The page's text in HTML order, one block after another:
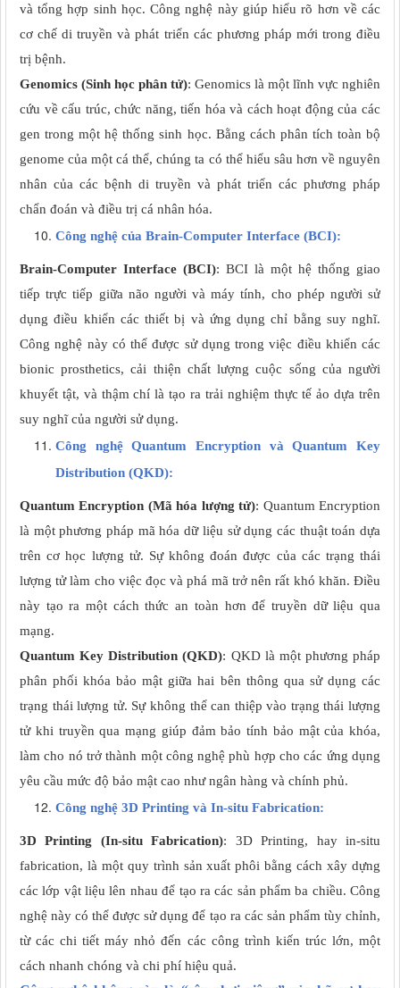
và tổng hợp sinh học. Công nghệ này giúp hiểu rõ hơn về các
cơ chế di truyền và phát triển các phương pháp mới trong điều
trị bệnh.
Genomics (Sinh học phân tử): Genomics là một lĩnh vực nghiên
cứu về cấu trúc, chức năng, tiến hóa và cách hoạt động của các
gen trong một hệ thống sinh học. Bằng cách phân tích toàn bộ
genome của một cá thể, chúng ta có thể hiểu sâu hơn về nguyên
nhân của các bệnh di truyền và phát triển các phương pháp
chẩn đoán và điều trị cá nhân hóa.
Công nghệ của Brain-Computer Interface (BCI):
Brain-Computer Interface (BCI): BCI là một hệ thống giao
tiếp trực tiếp giữa não người và máy tính, cho phép người sử
dụng điều khiển các thiết bị và ứng dụng chỉ bằng suy nghĩ.
Công nghệ này có thể được sử dụng trong việc điều khiển các
bionic prosthetics, cải thiện chất lượng cuộc sống của người
khuyết tật, và thậm chí là tạo ra trải nghiệm thực tế ảo dựa trên
suy nghĩ của người sử dụng.
Công nghệ Quantum Encryption và Quantum Key
Distribution (QKD):
Quantum Encryption (Mã hóa lượng tử): Quantum Encryption
là một phương pháp mã hóa dữ liệu sử dụng các thuật toán dựa
trên cơ học lượng tử. Sự không đoán được của các trạng thái
lượng tử làm cho việc đọc và phá mã trở nên rất khó khăn. Điều
này tạo ra một cách thức an toàn hơn để truyền dữ liệu qua
mạng.
Quantum Key Distribution (QKD): QKD là một phương pháp
phân phối khóa bảo mật giữa hai bên thông qua sử dụng các
trạng thái lượng tử. Sự không thể can thiệp vào trạng thái lượng
tử khi truyền qua mạng giúp đảm bảo tính bảo mật của khóa,
làm cho nó trở thành một công nghệ phù hợp cho các ứng dụng
yêu cầu mức độ bảo mật cao như ngân hàng và chính phủ.
Công nghệ 3D Printing và In-situ Fabrication:
3D Printing (In-situ Fabrication): 3D Printing, hay in-situ
fabrication, là một quy trình sản xuất phôi bằng cách xây dựng
các lớp vật liệu lên nhau để tạo ra các sản phẩm ba chiều. Công
nghệ này có thể được sử dụng để tạo ra các sản phẩm tùy chỉnh,
từ các chi tiết máy nhỏ đến các công trình kiến trúc lớn, một
cách nhanh chóng và chi phí hiệu quả.